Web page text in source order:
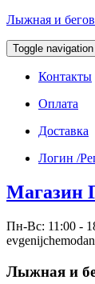
Лыжная и
Toggle navigation
Контакты
Оплата
Доставка
Логин /
Магазин
Пн-Вс: 11:00 -
Лыжная и